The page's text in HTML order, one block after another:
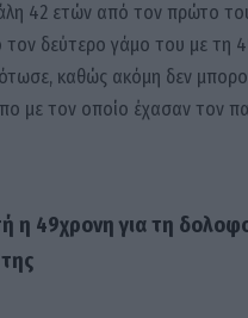
42 ετών από τον πρώτο
τον δεύτερο γάμο του με τη
καθώς ακόμη δεν
με τον οποίο έχασαν τον
η 49χρονη για τη